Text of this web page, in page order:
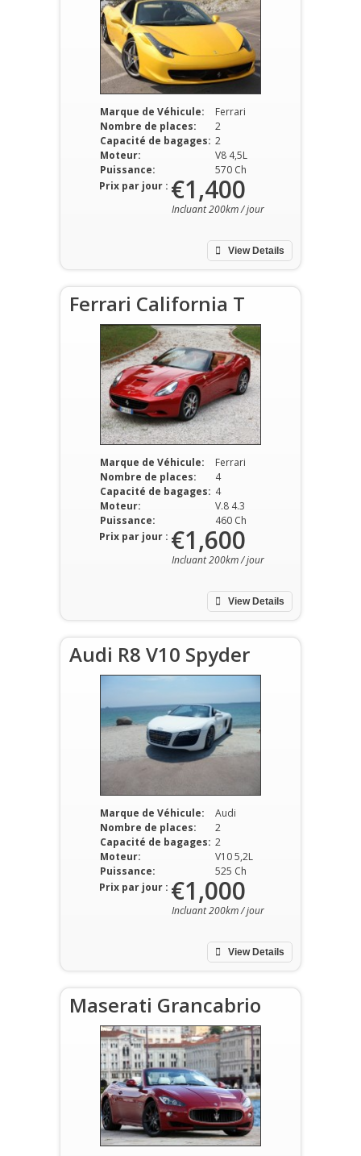
Marque de Véhicule:
Ferrari
Nombre de places:
2
Capacité de bagages: 2
Moteur:
V8 4,5L
Puissance:
570 Ch
View Details
Prix par jour : €1,400
Incluant 200km / jour
Ferrari California T
Marque de Véhicule:
Ferrari
Nombre de places:
4
Capacité de bagages: 4
Moteur:
V.8 4.3
Puissance:
460 Ch
View Details
Prix par jour : €1,600
Incluant 200km / jour
Audi R8 V10 Spyder
Marque de Véhicule:
Audi
Nombre de places:
2
Capacité de bagages: 2
Moteur:
V10 5,2L
Puissance:
525 Ch
View Details
Prix par jour : €1,000
Incluant 200km / jour
Maserati Grancabrio